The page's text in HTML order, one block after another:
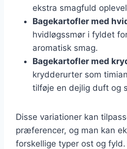
ekstra smagfuld
Bagekartofler med
hvidløgssmør i fyldet
aromatisk smag.
Bagekartofler med
krydderurter som
tilføje en dejlig duft og
Disse variationer kan
præferencer, og man kan
forskellige typer ost og fyld.